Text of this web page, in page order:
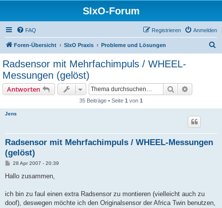
SIxO-Forum
FAQ Anmelden
Registrieren
Foren-Übersicht SIxO Praxis Probleme und Lösungen
Radsensor mit Mehrfachimpuls / WHEEL-
Messungen (gelöst)
Antworten Suche
35 Beiträge • Seite 1 von 1
Jens
Radsensor mit Mehrfachimpuls / WHEEL-Messungen
(gelöst)
B
i
a
28 Apr 2007 - 20:39
Hallo zusammen,
ich bin zu faul einen extra Radsensor zu montieren (vielleicht auch zu
doof), deswegen möchte ich den Originalsensor der Africa Twin benutzen,